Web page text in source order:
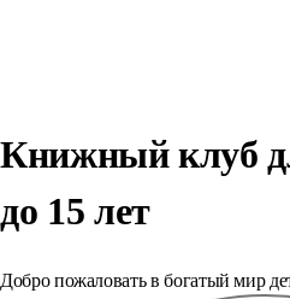
Книжный клуб
до 15 лет
Добро пожаловать в богатый мир